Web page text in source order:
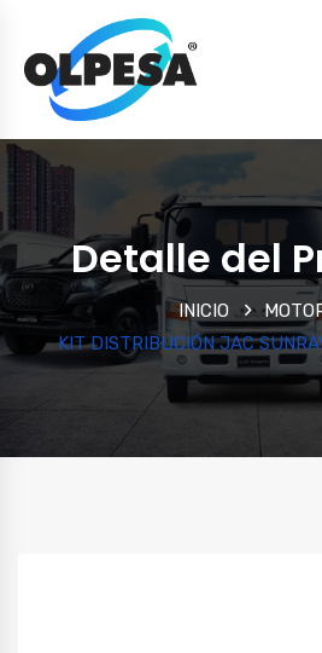
Detalle del
INICIO
KIT DISTRIBUCIÓN JAC